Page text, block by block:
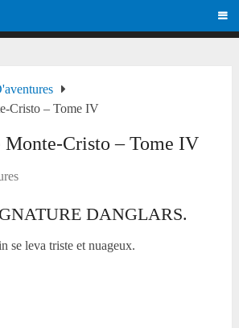
Cristo – Tome IV
Monte-Cristo – Tome IV
DANGLARS.
se leva triste et nuageux.